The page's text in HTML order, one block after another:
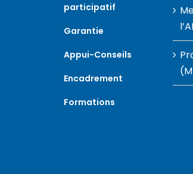
participatif
Garantie
Appui-Conseils
Encadrement
Formations